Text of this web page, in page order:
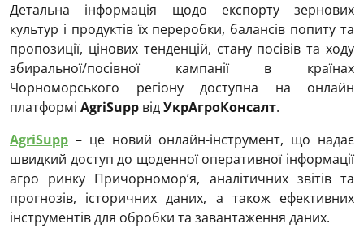
Детальна інформація щодо експорту зернових
культур і продуктів їх переробки, балансів попиту та
пропозиції, цінових тенденцій, стану посівів та ходу
збиральної/посівної кампанії в країнах
Чорноморського регіону доступна на онлайн
платформі AgriSupp відУкрАгроКонсалт.
AgriSupp – це новий онлайн-інструмент, що надає
швидкий доступ до щоденної оперативної інформації
агро ринку Причорномор’я, аналітичних звітів та
прогнозів, історичних даних, а також ефективних
інструментів для обробки та завантаження даних.